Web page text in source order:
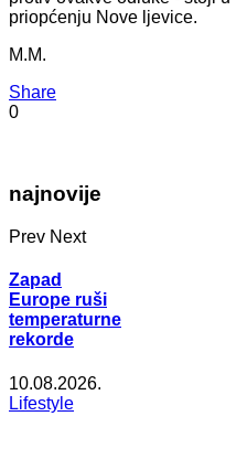
priopćenju Nove ljevice.
M.M.
Share
0
najnovije
Prev Next
Zapad
Europe ruši
temperaturne
rekorde
10.08.2026.
Lifestyle